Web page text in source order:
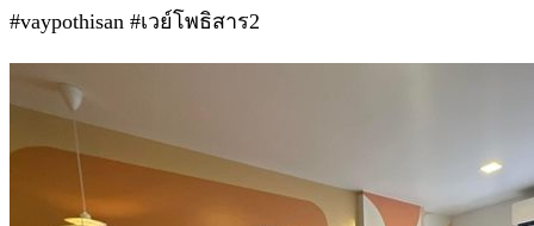
#vaypothisan #เวย์โพธิสาร2